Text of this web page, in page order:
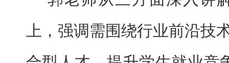
上，强调需围绕行业前沿技